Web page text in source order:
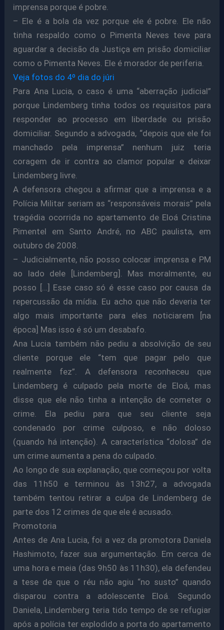
imprensa porque é pobre.
– Ele é a bola da vez porque ele é pobre. Ele não
tinha respaldo como o Pimenta Neves teve para
aguardar a decisão da Justiça em prisão domiciliar
como o Pimenta Neves. Ele é morador de periferia.
Veja fotos do 4º dia do júri
Para Ana Lucia, o caso é uma “aberração judicial”
porque Lindemberg tinha todos os requisitos para
responder ao processo em liberdade ou prisão
domiciliar. Segundo a advogada, “depois que ele foi
manchado pela imprensa” nenhum juiz teria
coragem de ir contra ao clamor popular e deixar
Lindemberg livre.
A defensora chegou a afirmar que a imprensa e a
Polícia Militar seriam as “responsáveis morais” pela
tragédia ocorrida no apartamento de Eloá Cristina
Pimentel em Santo André, no ABC paulista, em
outubro de 2008.
– Judicialmente, não posso colocar imprensa e PM
ao lado dele [Lindemberg]. Mas moralmente, eu
posso […] Esse caso só é esse caso por causa da
repercussão da mídia. Eu acho que não deveria ter
algo mais importante para eles noticiarem [na
época] Mas isso é só um desabafo.
Ana Lucia também não pediu a absolvição de seu
cliente porque ele “tem que pagar pelo que
realmente fez”. A defensora reconheceu que
Lindemberg é culpado pela morte de Eloá, mas
disse que ele não tinha a intenção de cometer o
crime. Ela pediu para que seu cliente seja
condenado por crime culposo, e não doloso
(quando há intenção). A característica “dolosa” de
um crime aumenta a pena do culpado.
Ao longo de sua explanação, que começou por volta
das 11h50 e terminou às 13h27, a advogada
também tentou retirar a culpa de Lindemberg de
parte dos 12 crimes de que ele é acusado.
Promotoria
Antes de Ana Lucia, foi a vez da promotora Daniela
Hashimoto, fazer sua argumentação. Em cerca de
uma hora e meia (das 9h50 às 11h30), ela defendeu
a tese de que o réu não agiu “no susto” quando
disparou contra a adolescente Eloá. Segundo
Daniela, Lindemberg teria tido tempo de se refugiar
após a polícia ter explodido a porta do apartamento